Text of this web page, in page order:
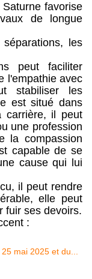
favorise
de longue
les
peut faciliter
l'empathie avec
stabiliser les
est situé dans
carrière, il peut
une profession
la compassion
capable de se
cause qui lui
il peut rendre
elle peut
fuir ses devoirs.
: